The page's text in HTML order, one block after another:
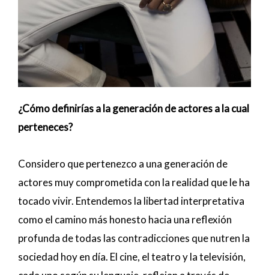
¿Cómo definirías a la generación de actores a la cual
perteneces?
Considero que pertenezco a una generación de
actores muy comprometida con la realidad que le ha
tocado vivir. Entendemos la libertad interpretativa
como el camino más honesto hacia una reflexión
profunda de todas las contradicciones que nutren la
sociedad hoy en día. El cine, el teatro y la televisión,